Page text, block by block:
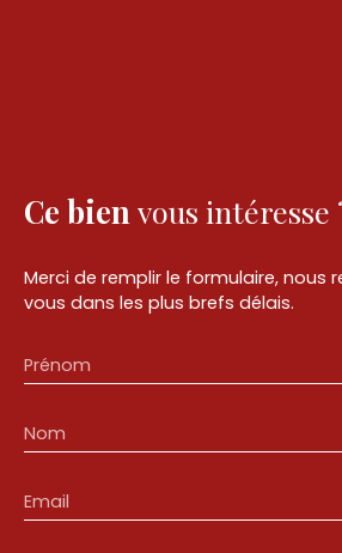
Ce bien vous intéresse
Merci de remplir le formulaire, nous
vous dans les plus brefs délais.
Prénom
Nom
Email